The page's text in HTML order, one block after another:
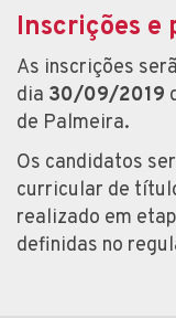
Inscrições e
As inscrições
dia 30/09/2019
de Palmeira.
Os candidatos
curricular de
realizado em
definidas no